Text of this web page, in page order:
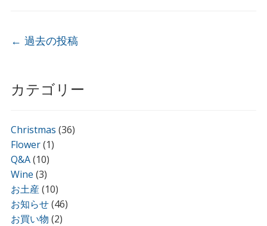
カテゴリー
Christmas (36)
Flower(1)
Q&A(10)
Wine (3)
お土産(10)
お知らせ(46)
お買い物 (2)
投稿ナビゲーション
← 過去の投稿